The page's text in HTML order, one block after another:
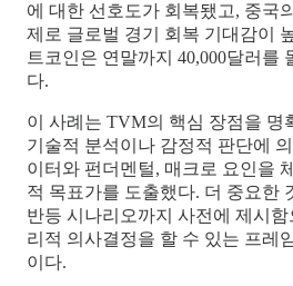
에 대한 선호도가 회복됐고, 중국
제로 글로벌 경기 회복 기대감이
트코인은 연말까지 40,000달러를
다.
이 사례는 TVM의 핵심 장점을 명
기술적 분석이나 감정적 판단에
이터와 펀더멘털, 매크로 요인을
적 목표가를 도출했다. 더 중요한
반등 시나리오까지 사전에 제시
리적 의사결정을 할 수 있는 프레
이다.